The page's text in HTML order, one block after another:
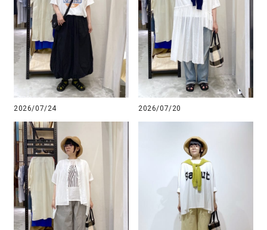
2026/07/24 2026/07/20